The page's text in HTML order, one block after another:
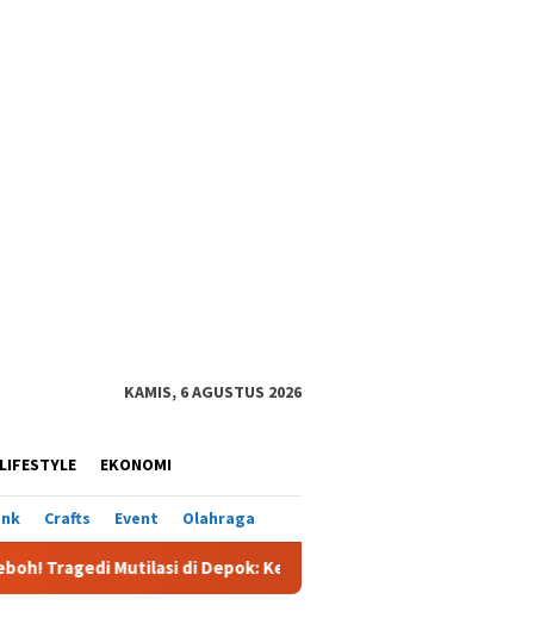
KAMIS, 6 AGUSTUS 2026
LIFESTYLE EKONOMI
Crafts Event Olahraga
di Depok: Kenalan Lewat Medsos Berujung Pembunuhan,